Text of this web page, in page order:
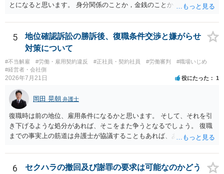
とになると思います。 身分関係のことか，金銭のことか，会社自体に
わからない，そういう状態なのであれば，その点を検討していくこと
から始めるのがよいと思います。
5
地位確認訴訟の勝訴後、復職条件交渉と嫌がらせ
対策について
#不当解雇 #労働・雇用契約違反 #正社員・契約社員 #労働審判
#職場いじめ
#経営者・会社側
2026年7月21日 役にたった 1
岡田 晃朝 弁護士
復職時は前の地位、雇用条件になるかと思います。 そして、それを引
き下げるような処分があれば、そこをまた争うとなるでしょう。 復職
までの事実上の筋道は弁護士が協議することもあれば、あなたがご自
ょうから、別途費用が発生することもありますが、出勤日時の設定く
らいならサービスでしてくれるかもしれません。
6
セクハラの撤回及び謝罪の要求は可能なのかどう